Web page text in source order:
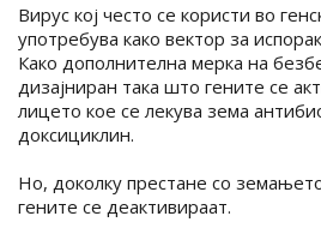
Вирус кој често се користи во
употребува како вектор за
Како дополнителна мерка на
дизајниран така што гените се
лицето кое се лекува зема
доксициклин.
Но, доколку престане со
гените се деактивираат.